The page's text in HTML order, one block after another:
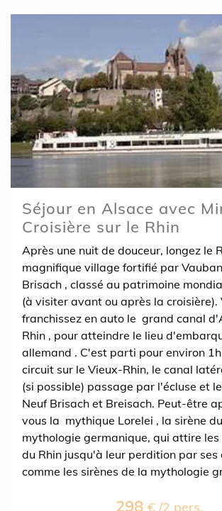
Séjour en Alsace avec
Croisière sur le Rhin
Après une nuit de douceur, longez le
magnifique village fortifié par
Brisach , classé au patrimoine
(à visiter avant ou après la croisière).
franchissez en auto le grand canal
Rhin , pour atteindre le lieu
allemand . C'est parti pour environ
circuit sur le Vieux-Rhin, le canal
(si possible) passage par l'écluse et
Neuf Brisach et Breisach. Peut-être
vous la mythique Lorelei , la sirène
mythologie germanique, qui attire
du Rhin jusqu'à leur perdition par ses
comme les sirènes de la mythologie
298 € /2 pers.